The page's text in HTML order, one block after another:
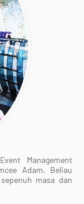
Management
Adam. Beliau
masa dan